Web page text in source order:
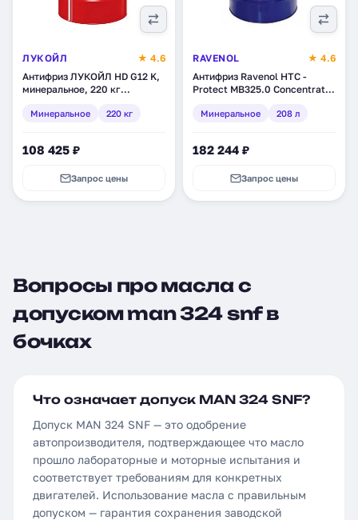
ЛУКОЙЛ
★ 4.6
Антифриз ЛУКОЙЛ HD G12 K,
минеральное, 220 кг
Минеральное 220 кг
108 425 ₽
Запрос цены
RAVENOL
★ 4.6
Антифриз Ravenol HTC -
Protect MB325.0 Concentrate,
208)
Минеральное 208 л
182 244 ₽
Запрос цены
Вопросы про масла с
допуском man 324 snf в
бочках
Что означает допуск MAN 324 SNF?
Допуск MAN 324 SNF — это одобрение
автопроизводителя, подтверждающее что масло
прошло лабораторные и моторные испытания и
соответствует требованиям для конкретных
двигателей. Использование масла с правильным
допуском — гарантия сохранения заводской